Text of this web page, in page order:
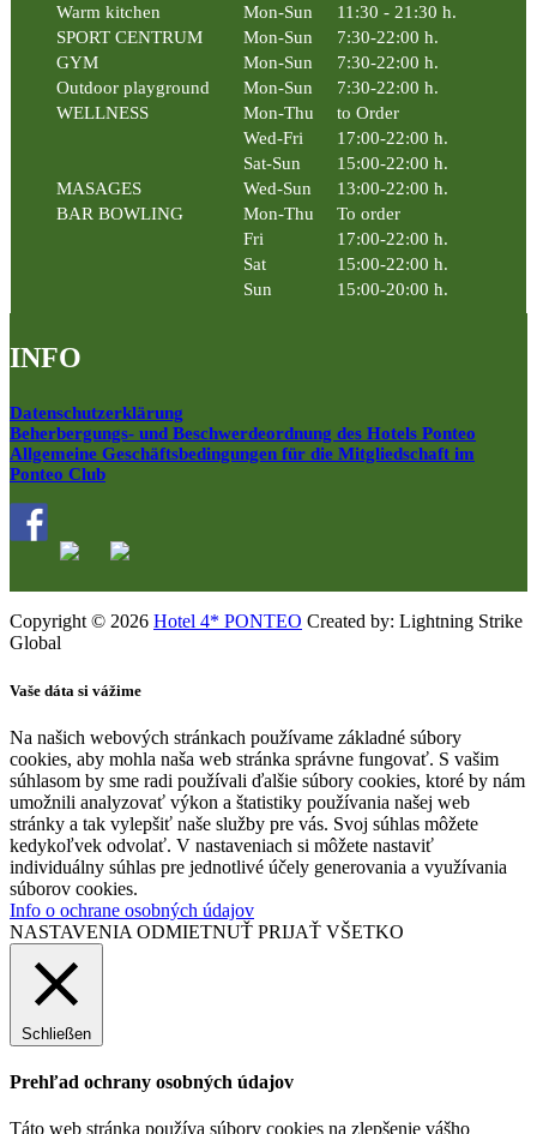
Warm kitchen
Mon-Sun
11:30 - 21:30 h.
SPORT CENTRUM
Mon-Sun
7:30-22:00 h.
GYM
Mon-Sun
7:30-22:00 h.
Outdoor playground
Mon-Sun
7:30-22:00 h.
WELLNESS
Mon-Thu
to Order
Wed-Fri
17:00-22:00 h.
Sat-Sun
15:00-22:00 h.
MASAGES
Wed-Sun
13:00-22:00 h.
BAR BOWLING
Mon-Thu
To order
Fri
17:00-22:00 h.
Sat
15:00-22:00 h.
Sun
15:00-20:00 h.
INFO
Datenschutzerklärung
Beherbergungs- und Beschwerdeordnung des Hotels Ponteo
Allgemeine Geschäftsbedingungen für die Mitgliedschaft im
Ponteo Club
Copyright © 2026 Hotel 4* PONTEO Created by: Lightning Strike
Global
Vaše dáta si vážime
Na našich webových stránkach používame základné súbory
cookies, aby mohla naša web stránka správne fungovať. S vašim
súhlasom by sme radi používali ďalšie súbory cookies, ktoré by nám
umožnili analyzovať výkon a štatistiky používania našej web
stránky a tak vylepšiť naše služby pre vás. Svoj súhlas môžete
kedykoľvek odvolať. V nastaveniach si môžete nastaviť
individuálny súhlas pre jednotlivé účely generovania a využívania
súborov cookies.
Info o ochrane osobných údajov
NASTAVENIA ODMIETNUŤ PRIJAŤ VŠETKO
Schließen
Prehľad ochrany osobných údajov
Táto web stránka používa súbory cookies na zlepšenie vášho